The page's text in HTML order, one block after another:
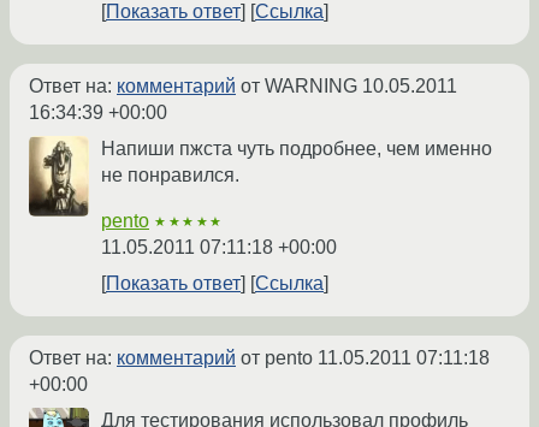
Показать ответ Ссылка
Ответ на: комментарий от WARNING 10.05.2011
16:34:39 +00:00
Напиши пжста чуть подробнее, чем именно
не понравился.
pento ★★★★★
11.05.2011 07:11:18 +00:00
Показать ответ
Ссылка
Ответ на: комментарий от pento 11.05.2011 07:11:18
+00:00
Для тестирования использовал профиль